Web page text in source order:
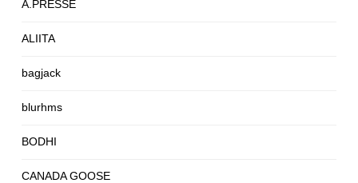
A.PRESSE
ALIITA
bagjack
blurhms
BODHI
CANADA GOOSE